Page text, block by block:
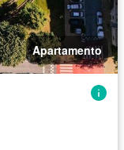
Apartamento